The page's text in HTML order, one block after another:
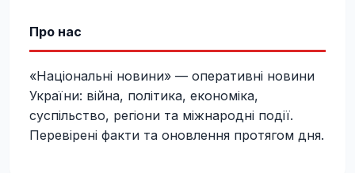
Про нас
«Національні новини» — оперативні новини
України: війна, політика, економіка,
суспільство, регіони та міжнародні події.
Перевірені факти та оновлення протягом дня.